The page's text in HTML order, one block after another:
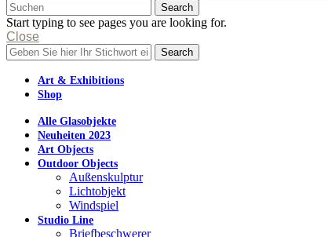
Search
Start typing to see pages you are looking for.
Close
Search
Art & Exhibitions
Shop
Alle Glasobjekte
Neuheiten 2023
Art Objects
Outdoor Objects
Außenskulptur
Lichtobjekt
Windspiel
Studio Line
Briefbeschwerer